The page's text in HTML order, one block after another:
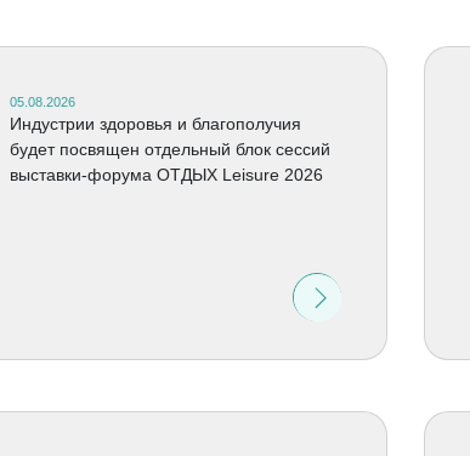
05.08.2026
Индустрии здоровья и благополучия
будет посвящен отдельный блок сессий
выставки-форума ОТДЫХ Leisure 2026